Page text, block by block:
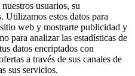
usuarios, su
Utilizamos estos datos para
web y mostrarte publicidad y
para analizar las estadísticas de
datos encriptados con
a través de sus canales de
sus servicios.